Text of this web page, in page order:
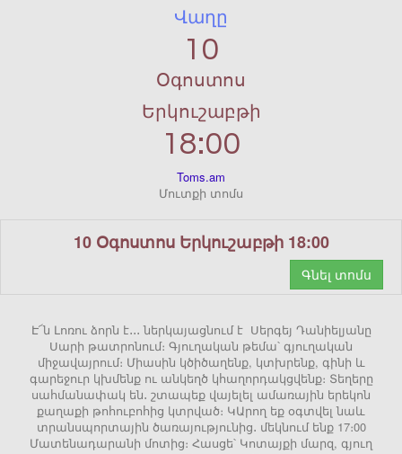
Վաղը
10
Օգոստոս
Երկուշաբթի
18:00
Toms.am
Մուտքի տոմս
10 Օգոստոս Երկուշաբթի 18:00
Գնել տոմս
Է՜ն Լոռու ձորն է․․․ ներկայացնում է Սերգեյ Դանիելյանը
Սարի թատրոնում։ Գյուղական թեմա՝ գյուղական
միջավայրում։ Միասին կծիծաղենք, կտխրենք, գինի և
գարեջուր կխմենք ու անկեղծ կհաղորդակցվենք։ Տեղերը
սահմանափակ են․ շտապեք վայելել ամառային երեկոն
քաղաքի թոհուբոհից կտրված։ ԿԱրող եք օգտվել նաև
տրանսպորտային ծառայությունից․ մեկնում ենք 17։00
Մատենադարանի մոտից։ Հասցե՝ Կոտայքի մարզ, գյուղ